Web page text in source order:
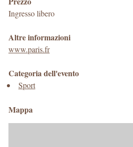
Ingresso libero
Altre informazioni
www.paris.fr
Categoria dell'evento
Sport
Mappa